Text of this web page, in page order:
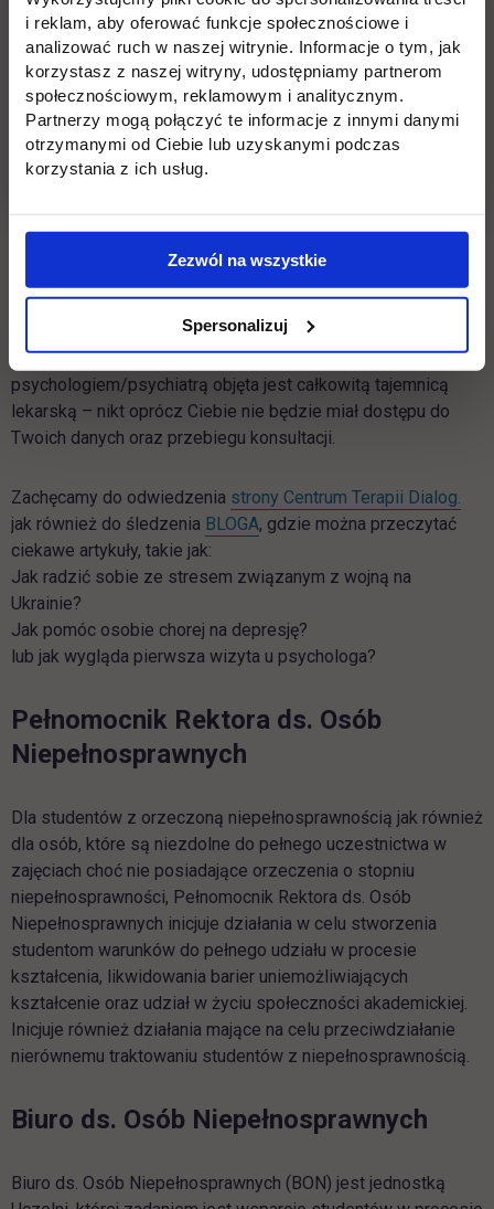
i reklam, aby oferować funkcje społecznościowe i
analizować ruch w naszej witrynie. Informacje o tym, jak
korzystasz z naszej witryny, udostępniamy partnerom
społecznościowym, reklamowym i analitycznym.
Partnerzy mogą połączyć te informacje z innymi danymi
otrzymanymi od Ciebie lub uzyskanymi podczas
korzystania z ich usług.
Zezwól na wszystkie
Spersonalizuj
Jak uzyskać KOD?
Napisz wiadomość na psycholog@uth.edu.pl w odpowiedzi
prześlemy kod uprawniający do skorzystania z 3 konsultacji.
Dostęp do specjalistów to efekt współpracy z Centrum
psychiatryczne w trudnych sytuacjach życiowych. Poradnia
istnieje w Warszawie już od 17 lat i pomogła ponad 100.000
psychologów, psychoterapeutów i lekarzy psychiatrów.
Centrum Terapii Dialog zapewnia dedykowaną osobę, która
pokieruje Cię do odpowiedniego specjalisty. Konsultacja z
psychologiem/psychiatrą objęta jest całkowitą tajemnicą
lekarską – nikt oprócz Ciebie nie będzie miał dostępu do
Twoich danych oraz przebiegu konsultacji.
Zachęcamy do odwiedzenia strony Centrum Terapii Dialog.
jak również do śledzenia BLOGA, gdzie można przeczytać
ciekawe artykuły, takie jak:
Jak radzić sobie ze stresem związanym z wojną na
Ukrainie?
Jak pomóc osobie chorej na depresję?
lub jak wygląda pierwsza wizyta u psychologa?
Pełnomocnik Rektora ds. Osób
Niepełnosprawnych
Dla studentów z orzeczoną niepełnosprawnością jak również
dla osób, które są niezdolne do pełnego uczestnictwa w
zajęciach choć nie posiadające orzeczenia o stopniu
niepełnosprawności, Pełnomocnik Rektora ds. Osób
Niepełnosprawnych inicjuje działania w celu stworzenia
studentom warunków do pełnego udziału w procesie
kształcenia, likwidowania barier uniemożliwiających
kształcenie oraz udział w życiu społeczności akademickiej.
Inicjuje również działania mające na celu przeciwdziałanie
nierównemu traktowaniu studentów z niepełnosprawnością.
Biuro ds. Osób Niepełnosprawnych
Biuro ds. Osób Niepełnosprawnych (BON) jest jednostką